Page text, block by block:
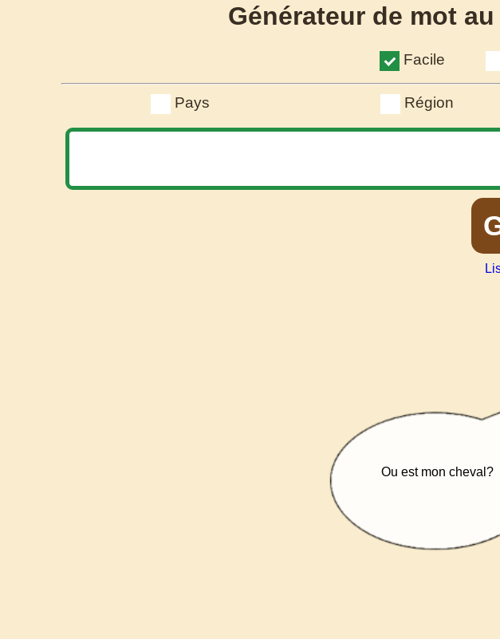
Générateur de mot
Facile
Pays Région
Ou est mon cheval?